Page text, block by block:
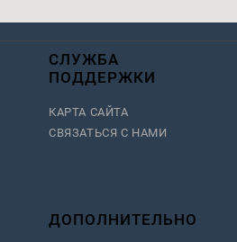
СЛУЖБА
ПОДДЕРЖКИ
КАРТА САЙТА
СВЯЗАТЬСЯ С НАМИ
ДОПОЛНИТЕЛЬНО